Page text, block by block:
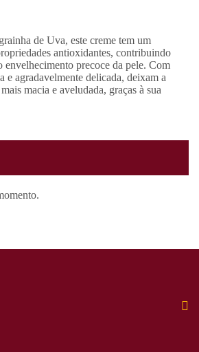
de Uva, este creme tem um
antioxidantes, contribuindo
envelhecimento precoce da pele. Com
e agradavelmente delicada, deixam a
macia e aveludada, graças à sua